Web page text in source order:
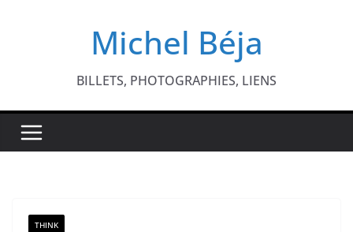
Michel Béja
BILLETS, PHOTOGRAPHIES, LIENS
THINK